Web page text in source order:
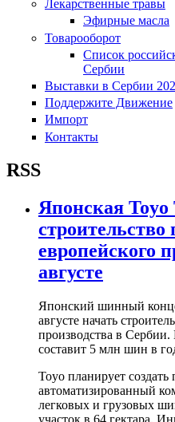
Лекарственные травы
Эфирные масла
Товарооборот
Список
Сербии
Выставки в Сербии
Поддержите Движение
Импорт
Контакты
RSS
Японская Toyo
строительство
европейского
августе
Японский шинный
августе начать
производства в
составит 5 млн шин в
Toyo планирует создать
автоматизированный
легковых и грузовых